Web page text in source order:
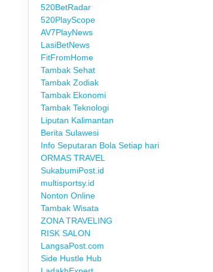
520BetRadar
520PlayScope
AV7PlayNews
LasiBetNews
FitFromHome
Tambak Sehat
Tambak Zodiak
Tambak Ekonomi
Tambak Teknologi
Liputan Kalimantan
Berita Sulawesi
Info Seputaran Bola Setiap hari
ORMAS TRAVEL
SukabumiPost.id
multisportsy.id
Nonton Online
Tambak Wisata
ZONA TRAVELING
RISK SALON
LangsaPost.com
Side Hustle Hub